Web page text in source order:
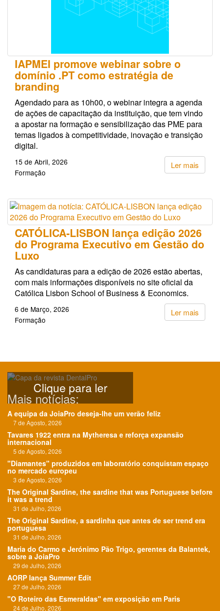
IAPMEI promove webinar sobre o
domínio .PT como estratégia de
branding
Agendado para as 10h00, o webinar integra a agenda
de ações de capacitação da instituição, que tem vindo
a apostar na formação e sensibilização das PME para
temas ligados à competitividade, inovação e transição
digital.
Ler mais
15 de Abril, 2026
Formação
CATÓLICA-LISBON lança edição 2026
do Programa Executivo em Gestão do
Luxo
As candidaturas para a edição de 2026 estão abertas,
com mais informações disponíveis no site oficial da
Católica Lisbon School of Business & Economics.
Ler mais
6 de Março, 2026
Formação
Clique para ler
Mais notícias:
A equipa da JoiaPro deseja-lhe um verão feliz
7 de Agosto, 2026
Tavares 1922 entra na Mytheresa e reforça expansão
internacional
5 de Agosto, 2026
"Diamantes" produzidos em laboratório conquistam espaço
no mercado europeu
3 de Agosto, 2026
The Original Sardine, the sardine that was Portuguese before
it was a trend
31 de Julho, 2026
The Original Sardine, a sardinha que antes de ser trend era
portuguesa
31 de Julho, 2026
Maria do Carmo e Jerónimo Pão Trigo, gerentes da Balantek,
sobre a JoiaPro
29 de Julho, 2026
AORP lança Summer Edit
27 de Julho, 2026
"O Roteiro das Esmeraldas" em exposição em Paris
24 de Julho, 2026